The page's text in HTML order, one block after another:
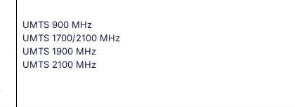
UМТS 900 МНz
UМТS 1700/2100 МНz
UМТS 1900 МНz
UМТS 2100 МНz